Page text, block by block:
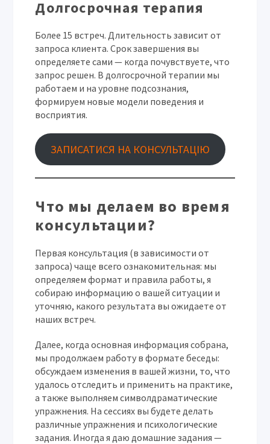
Долгосрочная терапия
Более 15 встреч. Длительность зависит от
запроса клиента. Срок завершения вы
определяете сами — когда почувствуете, что
запрос решен. В долгосрочной терапии мы
работаем и на уровне подсознания,
формируем новые модели поведения и
восприятия.
ЗАПИСАТИСЯ НА КОНСУЛЬТАЦІЮ
Что мы делаем во время
консультации?
Первая консультация (в зависимости от
запроса) чаще всего ознакомительная: мы
определяем формат и правила работы, я
собираю информацию о вашей ситуации и
уточняю, какого результата вы ожидаете от
наших встреч.
Далее, когда основная информация собрана,
мы продолжаем работу в формате беседы:
обсуждаем изменения в вашей жизни, то, что
удалось отследить и применить на практике,
а также выполняем символдраматические
упражнения. На сессиях вы будете делать
различные упражнения и психологические
задания. Иногда я даю домашние задания —